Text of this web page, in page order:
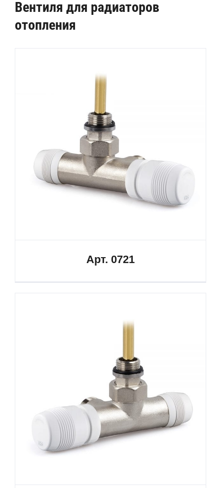
Вентиля для радиаторов
отопления
Арт. 0721